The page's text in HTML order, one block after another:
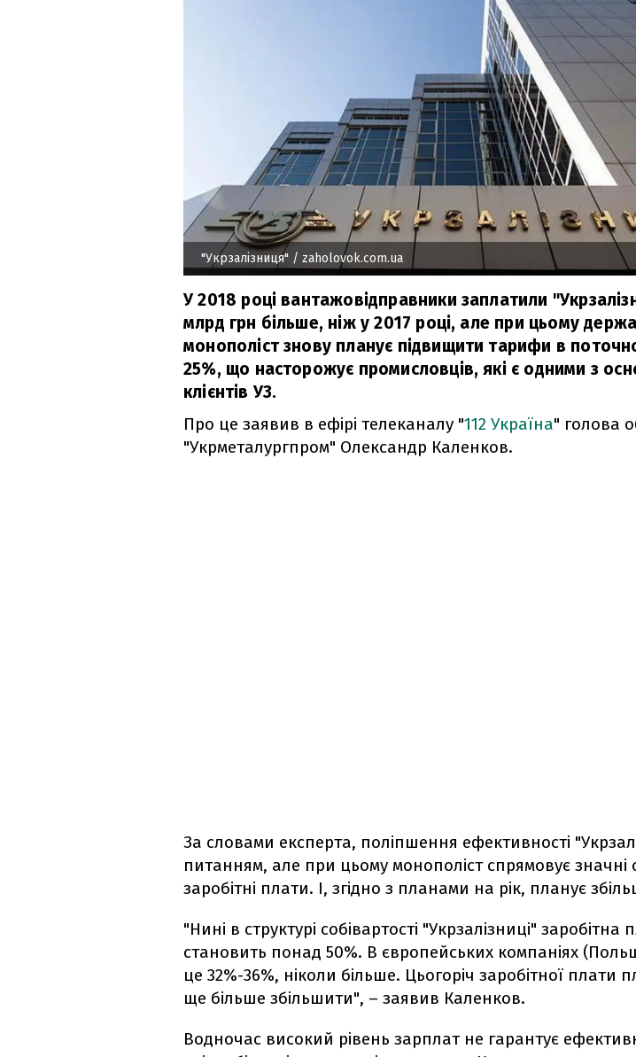
"Укрзалізниця" / zaholovok.com.ua
У 2018 році вантажовідправники заплатили
млрд грн більше, ніж у 2017 році, але при цьому
монополіст знову планує підвищити тарифи в
25%, що насторожує промисловців, які є одними з
клієнтів УЗ.
Про це заявив в ефірі телеканалу "112 Україна" голова
"Укрметалургпром" Олександр Каленков.
За словами експерта, поліпшення ефективності
питанням, але при цьому монополіст спрямовує значні
заробітні плати. І, згідно з планами на рік, планує
"Нині в структурі собівартості "Укрзалізниці" заробітна
становить понад 50%. В європейських компаніях
це 32%-36%, ніколи більше. Цьогоріч заробітної плати
ще більше збільшити", – заявив Каленков.
Водночас високий рівень зарплат не гарантує